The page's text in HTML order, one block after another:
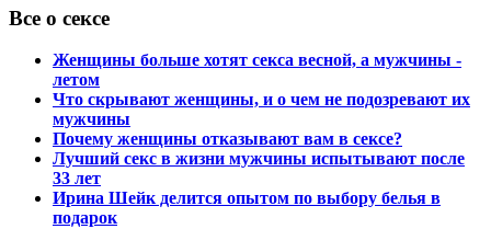
Все о сексе
Женщины больше хотят секса весной, а мужчины -
летом
Что скрывают женщины, и о чем не подозревают их
мужчины
Почему женщины отказывают вам в сексе?
Лучший секс в жизни мужчины испытывают после
33 лет
Ирина Шейк делится опытом по выбору белья в
подарок